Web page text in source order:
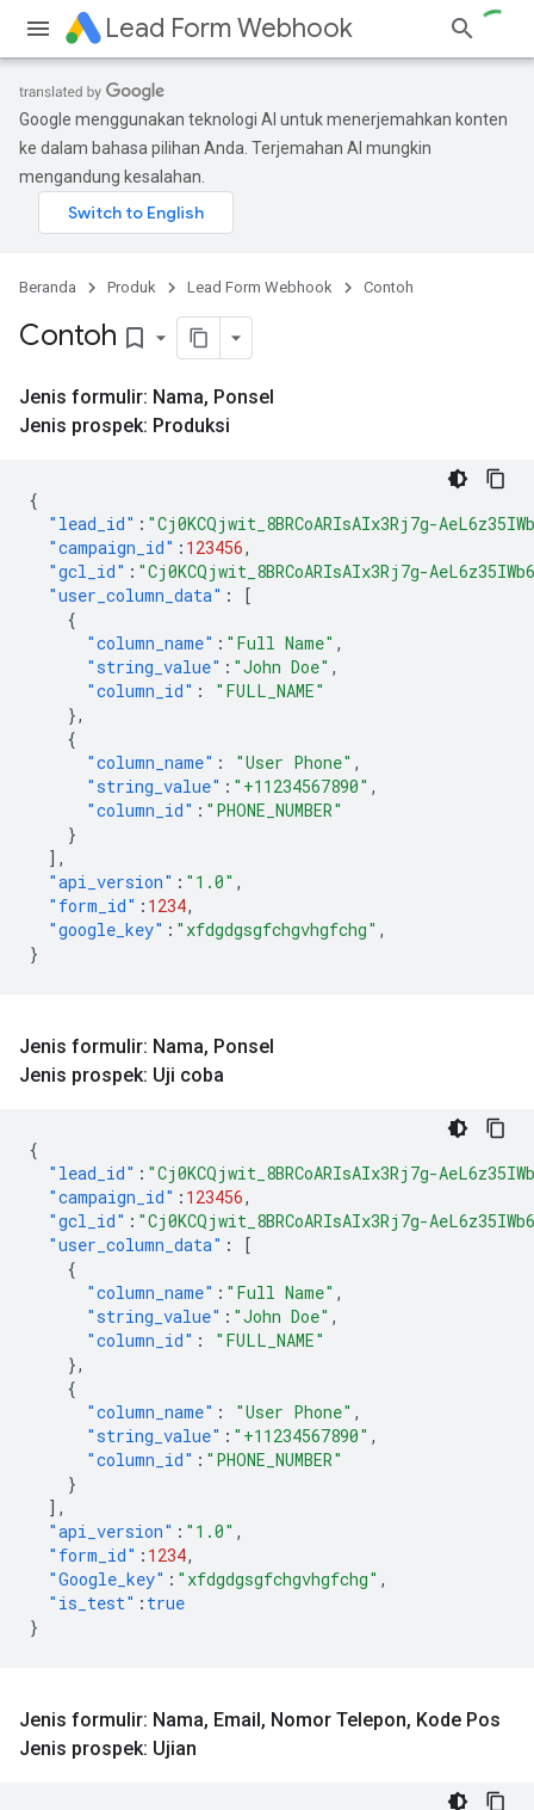
Lead Form Webhook
Google menggunakan teknologi AI untuk menerjemahkan konten
ke dalam bahasa pilihan Anda. Terjemahan AI mungkin
mengandung kesalahan.
Beranda Produk Lead Form Webhook Contoh
Contoh bookmark_border
Jenis formulir: Nama, Ponsel
Jenis prospek: Produksi
{
"lead_id" : "Cj0KCQjwit_8BRCoARIsAIx3Rj7g-
"campaign_id" : 123456,
"gcl_id" : "Cj0KCQjwit_8BRCoARIsAIx3Rj7g-
"user_column_data" :
[
{
"column_name" : "Full Name" ,
"string_value" : "John Doe" ,
"column_id" :
"FULL_NAME"
},
{
"column_name" : "User Phone" ,
"string_value" : "+11234567890" ,
"column_id" : "PHONE_NUMBER"
}
],
"api_version" : "1.0" ,
"form_id" : 1234,
"google_key" : "xfdgdgsgfchgvhgfchg" ,
}
Jenis formulir: Nama, Ponsel
Jenis prospek: Uji coba
{
"lead_id" : "Cj0KCQjwit_8BRCoARIsAIx3Rj7g-
"campaign_id" : 123456,
"gcl_id" : "Cj0KCQjwit_8BRCoARIsAIx3Rj7g-
"user_column_data" :
[
{
"column_name" : "Full Name" ,
"string_value" : "John Doe" ,
"column_id" :
"FULL_NAME"
},
{
"column_name" : "User Phone" ,
"string_value" : "+11234567890" ,
"column_id" : "PHONE_NUMBER"
}
],
"api_version" : "1.0" ,
"form_id" : 1234,
"Google_key" : "xfdgdgsgfchgvhgfchg" ,
"is_test" : true
}
Jenis formulir: Nama, Email, Nomor Telepon, Kode Pos
Jenis prospek: Ujian